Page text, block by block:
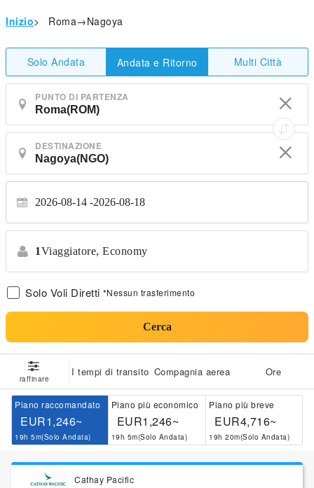
Inizio> Roma→Nagoya
Solo Andata Andata e Ritorno Multi Città
PUNTO DI PARTENZA
DESTINAZIONE
2026-08-14 2026-08-18
1Viaggiatore, Economy
Solo Voli Diretti *Nessun trasferimento
Cerca
raffinare
I tempi di transito Compagnia aerea Ore
Piano raccomandato
EUR1,246~
19h 5m(Solo Andata)
Piano più economico
EUR1,246~
19h 5m(Solo Andata)
Piano più breve
EUR4,716~
19h 20m(Solo Andata)
Cathay Pacific